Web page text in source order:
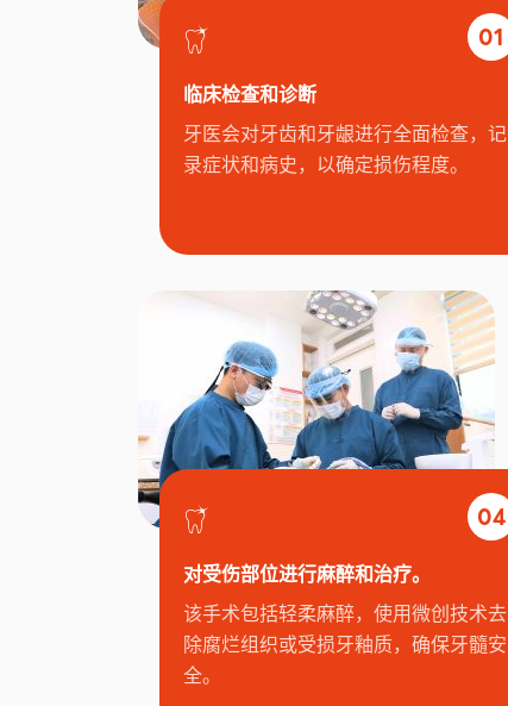
01
临床检查和诊断
牙医会对牙齿和牙龈进行全面检查，记
录症状和病史，以确定损伤程度。
04
对受伤部位进行麻醉和治疗。
该手术包括轻柔麻醉，使用微创技术去
除腐烂组织或受损牙釉质，确保牙髓安
全。